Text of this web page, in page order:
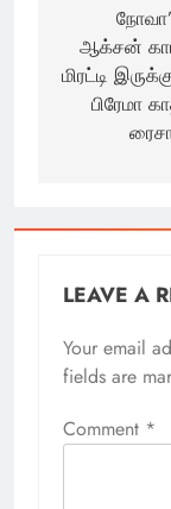
ஆக்சன்
மிரட்டி
பிரேமா
LEAVE A
Your email
fields are
Comment *